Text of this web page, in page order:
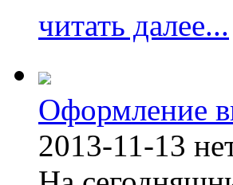
читать далее...
Оформление
2013-11-13